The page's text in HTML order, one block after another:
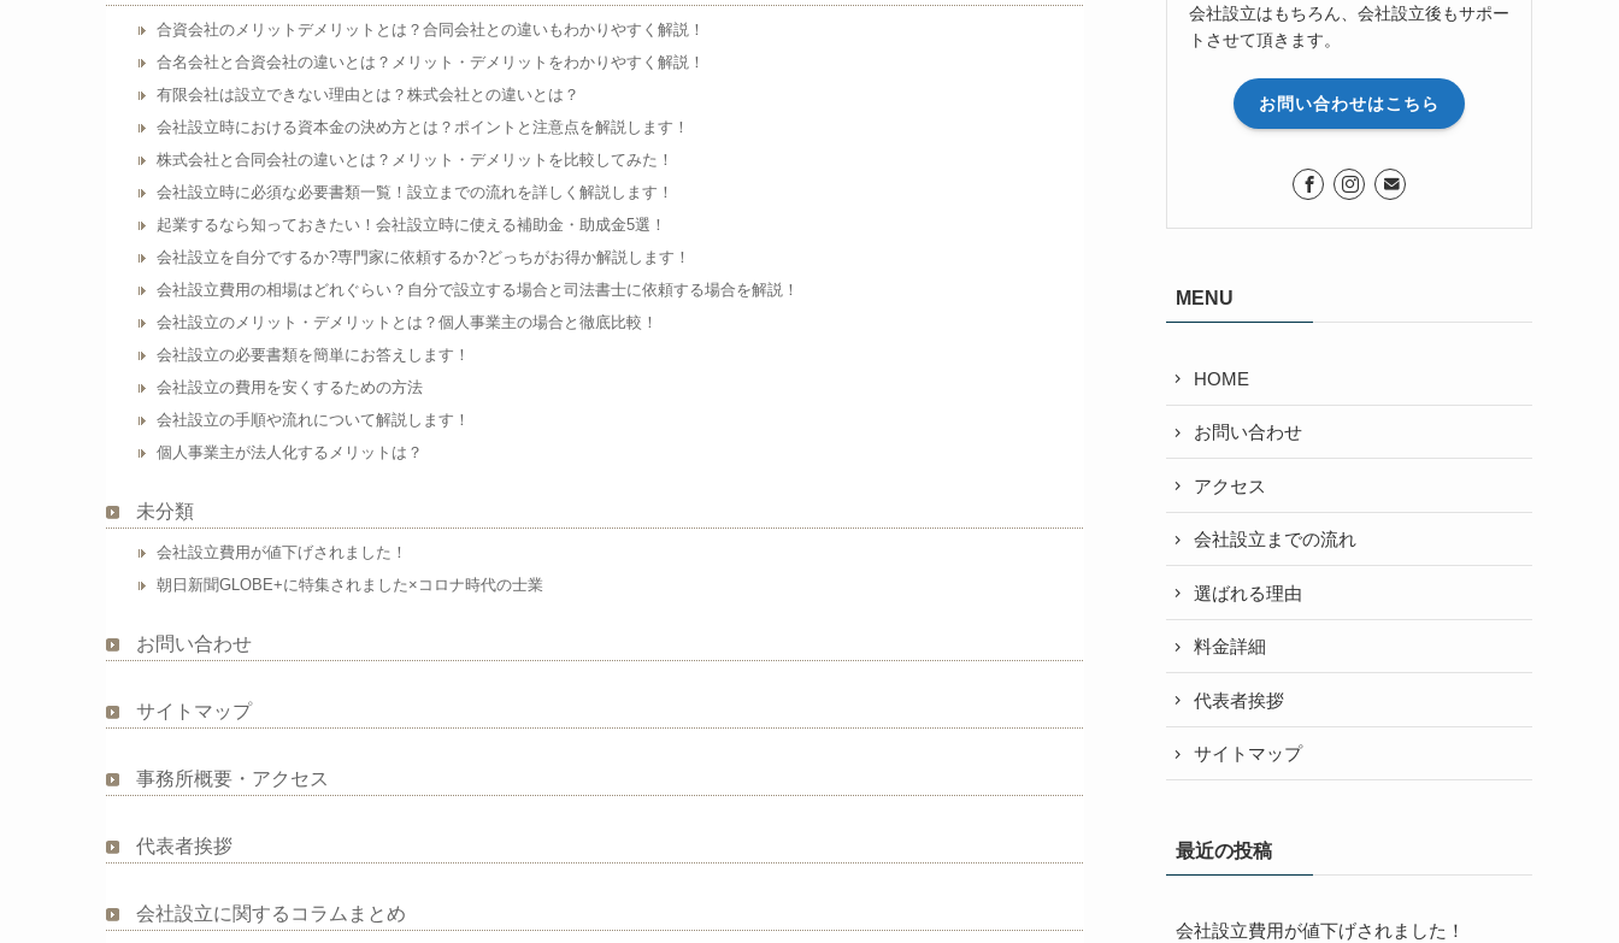
合資会社のメリットデメリットとは？合同会社との違いもわかりやすく解説！
合名会社と合資会社の違いとは？メリット・デメリットをわかりやすく解説！
有限会社は設立できない理由とは？株式会社との違いとは？
会社設立時における資本金の決め方とは？ポイントと注意点を解説します！
株式会社と合同会社の違いとは？メリット・デメリットを比較してみた！
会社設立時に必須な必要書類一覧！設立までの流れを詳しく解説します！
起業するなら知っておきたい！会社設立時に使える補助金・助成金5選！
会社設立を自分でするか?専門家に依頼するか?どっちがお得か解説します！
会社設立費用の相場はどれぐらい？自分で設立する場合と司法書士に依頼する場合を解説！
会社設立のメリット・デメリットとは？個人事業主の場合と徹底比較！
会社設立の必要書類を簡単にお答えします！
会社設立の費用を安くするための方法
会社設立の手順や流れについて解説します！
個人事業主が法人化するメリットは？
未分類
会社設立費用が値下げされました！
朝日新聞GLOBE+に特集されました×コロナ時代の士業
お問い合わせ
サイトマップ
事務所概要・アクセス
代表者挨拶
会社設立に関するコラムまとめ
会社設立はもちろん、会社設立後もサポー
トさせて頂きます。
お問い合わせはこちら
MENU
HOME
お問い合わせ
アクセス
会社設立までの流れ
選ばれる理由
料金詳細
代表者挨拶
サイトマップ
最近の投稿
会社設立費用が値下げされました！